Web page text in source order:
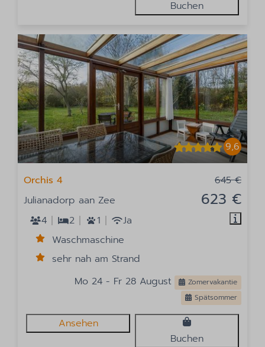
Buchen
9,6
645 €
623 €
Orchis 4
Julianadorp aan Zee
4
2 1
Ja
Waschmaschine
sehr nah am Strand
Mo 24 - Fr 28 August
Zomervakantie
Spätsommer
Ansehen
Buchen